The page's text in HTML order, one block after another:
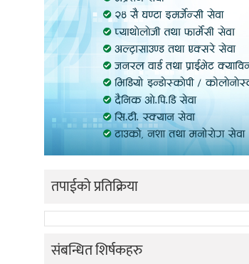
तपाईको प्रतिक्रिया
संबन्धित शिर्षकहरु